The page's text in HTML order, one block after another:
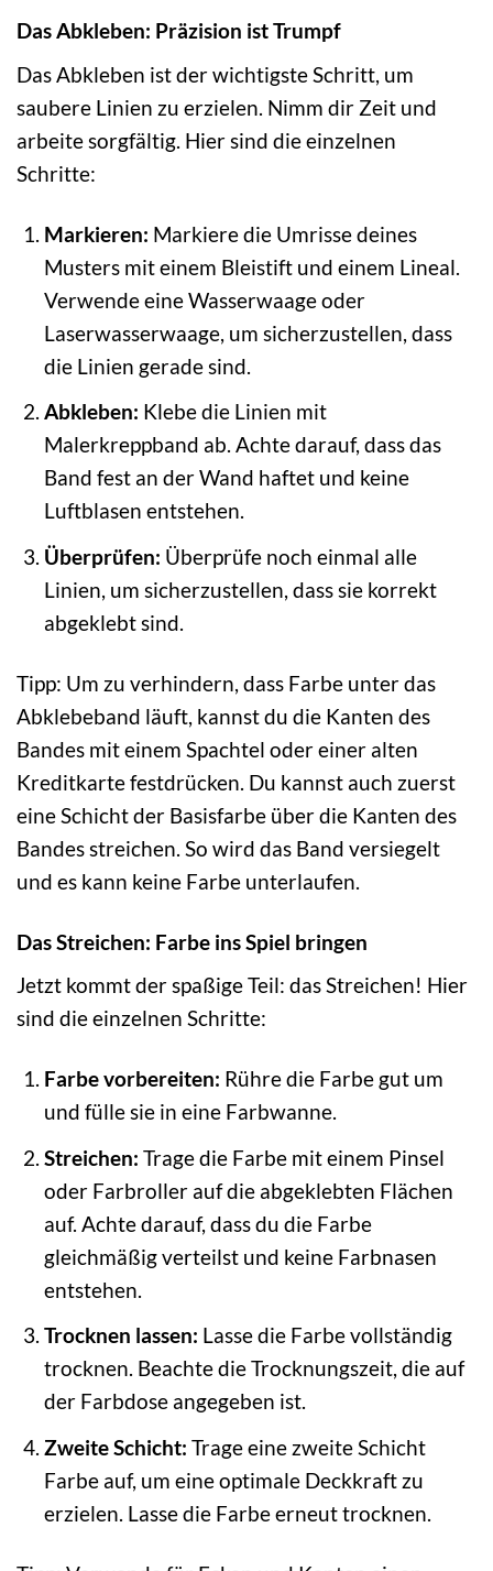
Das Abkleben: Präzision ist Trumpf
Das Abkleben ist der wichtigste Schritt, um
saubere Linien zu erzielen. Nimm dir Zeit und
arbeite sorgfältig. Hier sind die einzelnen
Schritte:
Markieren: Markiere die Umrisse deines
Musters mit einem Bleistift und einem Lineal.
Verwende eine Wasserwaage oder
Laserwasserwaage, um sicherzustellen, dass
die Linien gerade sind.
Abkleben: Klebe die Linien mit
Malerkreppband ab. Achte darauf, dass das
Band fest an der Wand haftet und keine
Luftblasen entstehen.
Überprüfen: Überprüfe noch einmal alle
Linien, um sicherzustellen, dass sie korrekt
abgeklebt sind.
Tipp: Um zu verhindern, dass Farbe unter das
Abklebeband läuft, kannst du die Kanten des
Bandes mit einem Spachtel oder einer alten
Kreditkarte festdrücken. Du kannst auch zuerst
eine Schicht der Basisfarbe über die Kanten des
Bandes streichen. So wird das Band versiegelt
und es kann keine Farbe unterlaufen.
Das Streichen: Farbe ins Spiel bringen
Jetzt kommt der spaßige Teil: das Streichen! Hier
sind die einzelnen Schritte:
Farbe vorbereiten: Rühre die Farbe gut um
und fülle sie in eine Farbwanne.
Streichen: Trage die Farbe mit einem Pinsel
oder Farbroller auf die abgeklebten Flächen
auf. Achte darauf, dass du die Farbe
gleichmäßig verteilst und keine Farbnasen
entstehen.
Trocknen lassen: Lasse die Farbe vollständig
trocknen. Beachte die Trocknungszeit, die auf
der Farbdose angegeben ist.
Zweite Schicht: Trage eine zweite Schicht
Farbe auf, um eine optimale Deckkraft zu
erzielen. Lasse die Farbe erneut trocknen.